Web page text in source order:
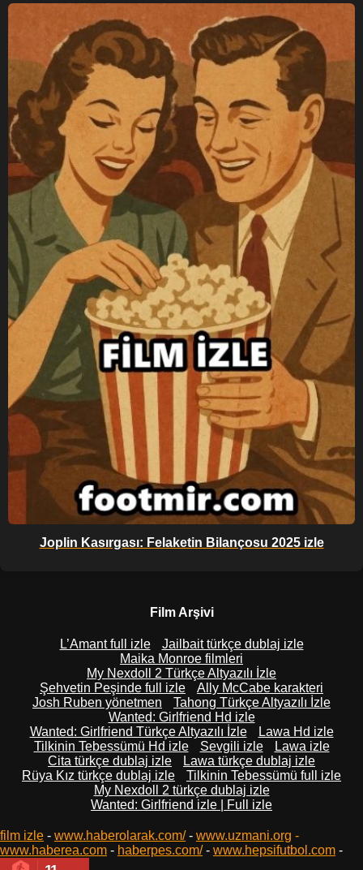
Joplin Kasırgası: Felaketin Bilançosu 2025 izle
Film Arşivi
L’Amant full izle
Jailbait türkçe dublaj izle
Maika Monroe filmleri
My Nexdoll 2 Türkçe Altyazılı İzle
Şehvetin Peşinde full izle
Ally McCabe karakteri
Josh Ruben yönetmen
Tahong Türkçe Altyazılı İzle
Wanted: Girlfriend Hd izle
Wanted: Girlfriend Türkçe Altyazılı İzle
Lawa Hd izle
Tilkinin Tebessümü Hd izle
Sevgili izle
Lawa izle
Cita türkçe dublaj izle
Lawa türkçe dublaj izle
Rüya Kız türkçe dublaj izle
Tilkinin Tebessümü full izle
My Nexdoll 2 türkçe dublaj izle
Wanted: Girlfriend izle | Full izle
film izle - www.haberolarak.com/- www.uzmani.org -
www.haberea.com - haberpes.com/- www.hepsifutbol.com -